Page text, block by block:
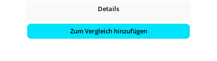
Details
Zum Vergleich hinzufügen